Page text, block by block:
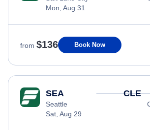
Mon, Aug 31
from $136 Book Now
SEA
Seattle
Sat, Aug 29
CLE